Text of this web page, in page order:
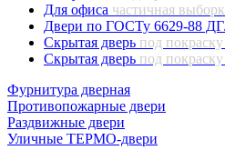
Для офиса частичная
Двери по ГОСТу 6629-88
Скрытая дверь под
Скрытая дверь под
Фурнитура дверная
Противопожарные двери
Раздвижные двери
Уличные ТЕРМО-двери